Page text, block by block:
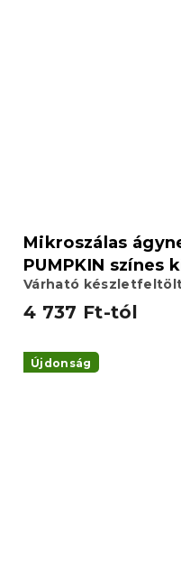
Mikroszálas
PUMPKIN színes
Várható
4 737 Ft-tól
Újdonság